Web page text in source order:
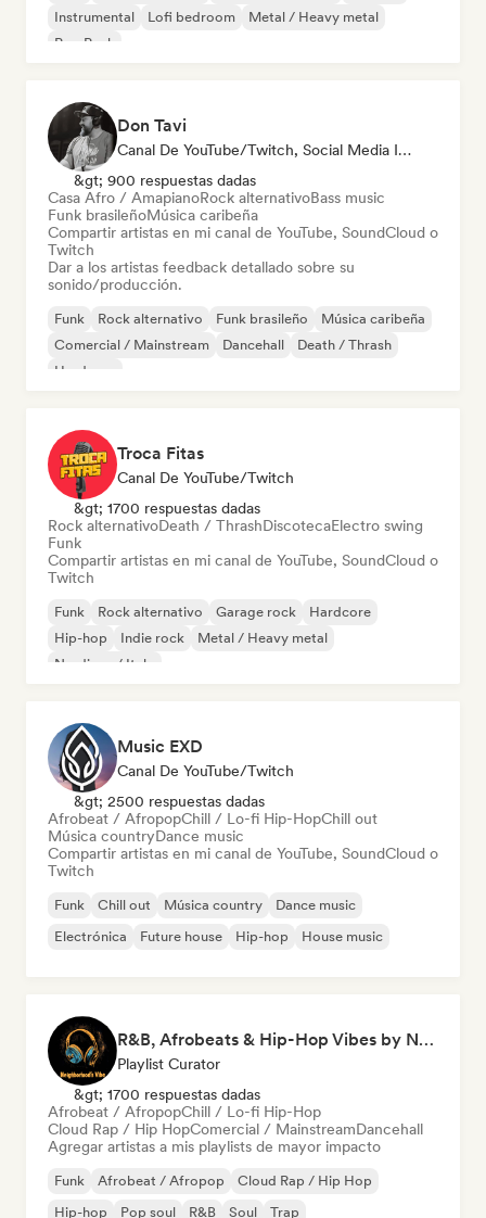
Instrumental
Lofi bedroom
Metal / Heavy metal
Pop Punk
Don Tavi
Canal De YouTube/Twitch, Social Media Influencer
&gt; 900 respuestas dadas
Casa Afro / AmapianoRock alternativoBass music
Funk brasileñoMúsica caribeña
Compartir artistas en mi canal de YouTube, SoundCloud o
Twitch
Dar a los artistas feedback detallado sobre su
sonido/producción.
Funk Rock alternativo Funk brasileño
Música caribeña
Comercial / Mainstream
Dancehall
Death / Thrash
Hardcore
Troca Fitas
Canal De YouTube/Twitch
&gt; 1700 respuestas dadas
Rock alternativoDeath / ThrashDiscotecaElectro swing
Funk
Compartir artistas en mi canal de YouTube, SoundCloud o
Twitch
Funk Rock alternativo Garage rock
Hardcore
Hip-hop
Indie rock
Metal / Heavy metal
Nu-disco / Italo
Music EXD
Canal De YouTube/Twitch
&gt; 2500 respuestas dadas
Afrobeat / AfropopChill / Lo-fi Hip-HopChill out
Música countryDance music
Compartir artistas en mi canal de YouTube, SoundCloud o
Twitch
Funk Chill out Música country
Dance music
Electrónica
Future house Hip-hop House music
R&B, Afrobeats & Hip-Hop Vibes by Neighborhood's Vibe
Playlist Curator
&gt; 1700 respuestas dadas
Afrobeat / AfropopChill / Lo-fi Hip-Hop
Cloud Rap / Hip HopComercial / MainstreamDancehall
Agregar artistas a mis playlists de mayor impacto
Funk Afrobeat / Afropop
Cloud Rap / Hip Hop
Hip-hop
Pop soul R&B Soul Trap